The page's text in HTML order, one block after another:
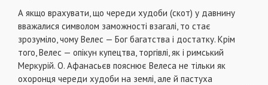
А якщо врахувати, що череди худоби (скот) у давнину
вважалися символом заможності взагалі, то стає
зрозуміло, чому Велес — Бог багатства і достатку. Крім
того, Велес — опікун купецтва, торгівлі, як і римський
Меркурій. О. Афанасьєв пояснює Велеса не тільки як
охоронця череди худоби на землі, але й пастуха